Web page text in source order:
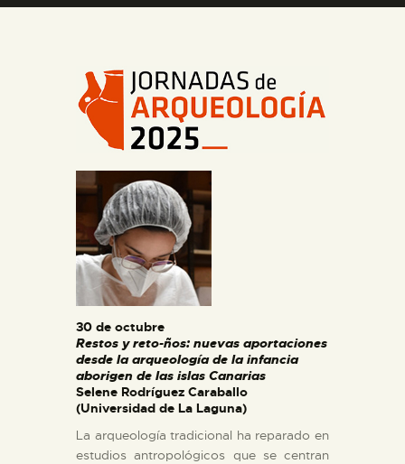
ACTIVIDADES
EL MUSEO
COLECCIONES
ESPAÑOL
30 de octubre
Restos y reto-ños: nuevas aportaciones
desde la arqueología de la infancia
aborigen de las islas Canarias
Selene Rodríguez Caraballo
(Universidad de La Laguna)
La arqueología tradicional ha reparado en
estudios antropológicos que se centran